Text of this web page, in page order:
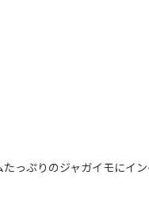
っぷりのジャガイモにイ